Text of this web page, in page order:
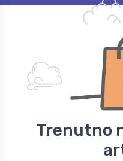
Trenutno